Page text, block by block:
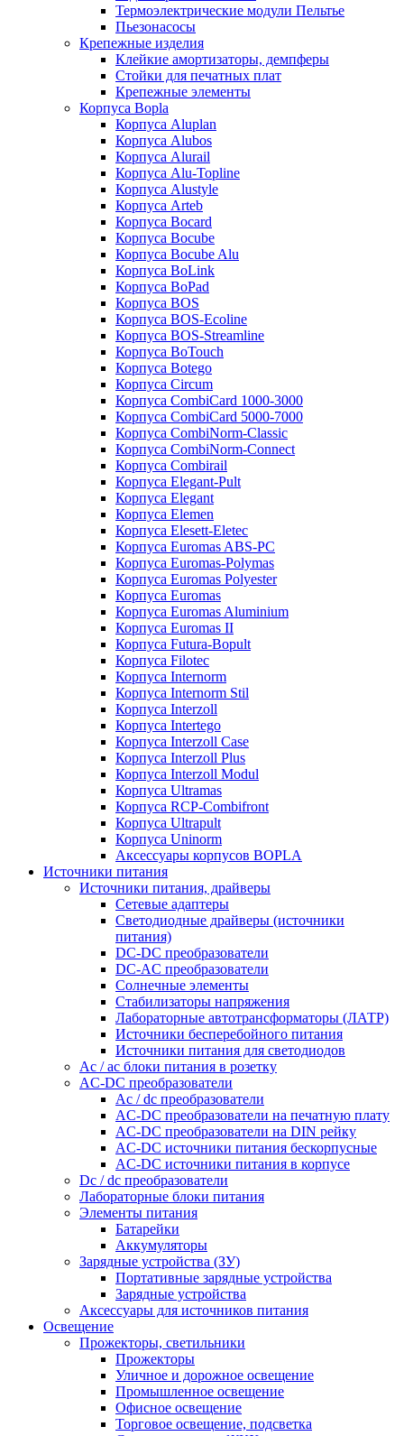
Термоэлектрические модули Пельтье
Пьезонасосы
Крепежные изделия
Клейкие амортизаторы, демпферы
Стойки для печатных плат
Крепежные элементы
Корпуса Bopla
Корпуса Aluplan
Корпуса Alubos
Корпуса Alurail
Корпуса Alu-Topline
Корпуса Alustyle
Корпуса Arteb
Корпуса Bocard
Корпуса Bocube
Корпуса Bocube Alu
Корпуса BoLink
Корпуса BoPad
Корпуса BOS
Корпуса BOS-Ecoline
Корпуса BOS-Streamline
Корпуса BoTouch
Корпуса Botego
Корпуса Circum
Корпуса CombiCard 1000-3000
Корпуса CombiCard 5000-7000
Корпуса CombiNorm-Classic
Корпуса CombiNorm-Connect
Корпуса Combirail
Корпуса Elegant-Pult
Корпуса Elegant
Корпуса Elemen
Корпуса Elesett-Eletec
Корпуса Euromas ABS-PC
Корпуса Euromas-Polymas
Корпуса Euromas Polyester
Корпуса Euromas
Корпуса Euromas Aluminium
Корпуса Euromas II
Корпуса Futura-Bopult
Корпуса Filotec
Корпуса Internorm
Корпуса Internorm Stil
Корпуса Interzoll
Корпуса Intertego
Корпуса Interzoll Case
Корпуса Interzoll Plus
Корпуса Interzoll Modul
Корпуса Ultramas
Корпуса RCP-Combifront
Корпуса Ultrapult
Корпуса Uninorm
Аксессуары корпусов BOPLA
Источники питания
Источники питания, драйверы
Сетевые адаптеры
Светодиодные драйверы (источники
питания)
DC-DC преобразователи
DC-AC преобразователи
Солнечные элементы
Стабилизаторы напряжения
Лабораторные автотрансформаторы (ЛАТР)
Источники бесперебойного питания
Источники питания для светодиодов
Ac / ac блоки питания в розетку
AC-DC преобразователи
Ac / dc преобразователи
AC-DC преобразователи на печатную плату
AC-DC преобразователи на DIN рейку
AC-DC источники питания бескорпусные
AC-DC источники питания в корпусе
Dc / dc преобразователи
Лабораторные блоки питания
Элементы питания
Батарейки
Аккумуляторы
Зарядные устройства (ЗУ)
Портативные зарядные устройства
Зарядные устройства
Аксессуары для источников питания
Освещение
Прожекторы, светильники
Прожекторы
Уличное и дорожное освещение
Промышленное освещение
Офисное освещение
Торговое освещение, подсветка